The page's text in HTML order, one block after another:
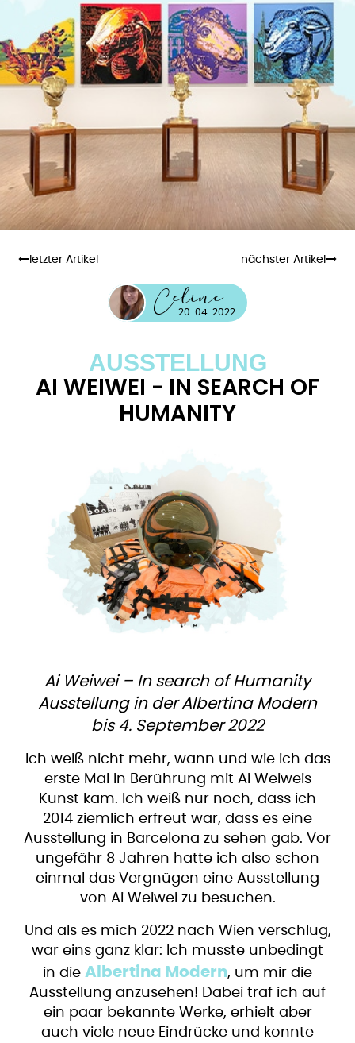
letzter Artikel
Celine
20. 04. 2022
nächster Artikel
AUSSTELLUNG
AI WEIWEI - IN SEARCH OF
HUMANITY
Ai Weiwei – In search of Humanity
Ausstellung in der Albertina Modern
bis 4. September 2022
Ich weiß nicht mehr, wann und wie ich das
erste Mal in Berührung mit Ai Weiweis
Kunst kam. Ich weiß nur noch, dass ich
2014 ziemlich erfreut war, dass es eine
Ausstellung in Barcelona zu sehen gab. Vor
ungefähr 8 Jahren hatte ich also schon
einmal das Vergnügen eine Ausstellung
von Ai Weiwei zu besuchen.
Und als es mich 2022 nach Wien verschlug,
war eins ganz klar: Ich musste unbedingt
in die Albertina Modern, um mir die
Ausstellung anzusehen! Dabei traf ich auf
ein paar bekannte Werke, erhielt aber
auch viele neue Eindrücke und konnte